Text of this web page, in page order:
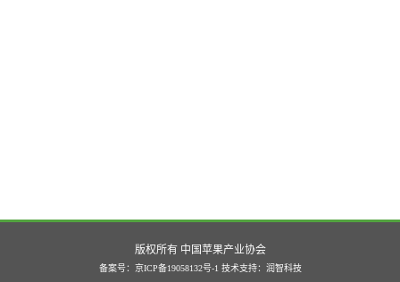
版权所有 中国苹果产业协会
备案号：京ICP备19058132号-1 技术支持： 润智科技